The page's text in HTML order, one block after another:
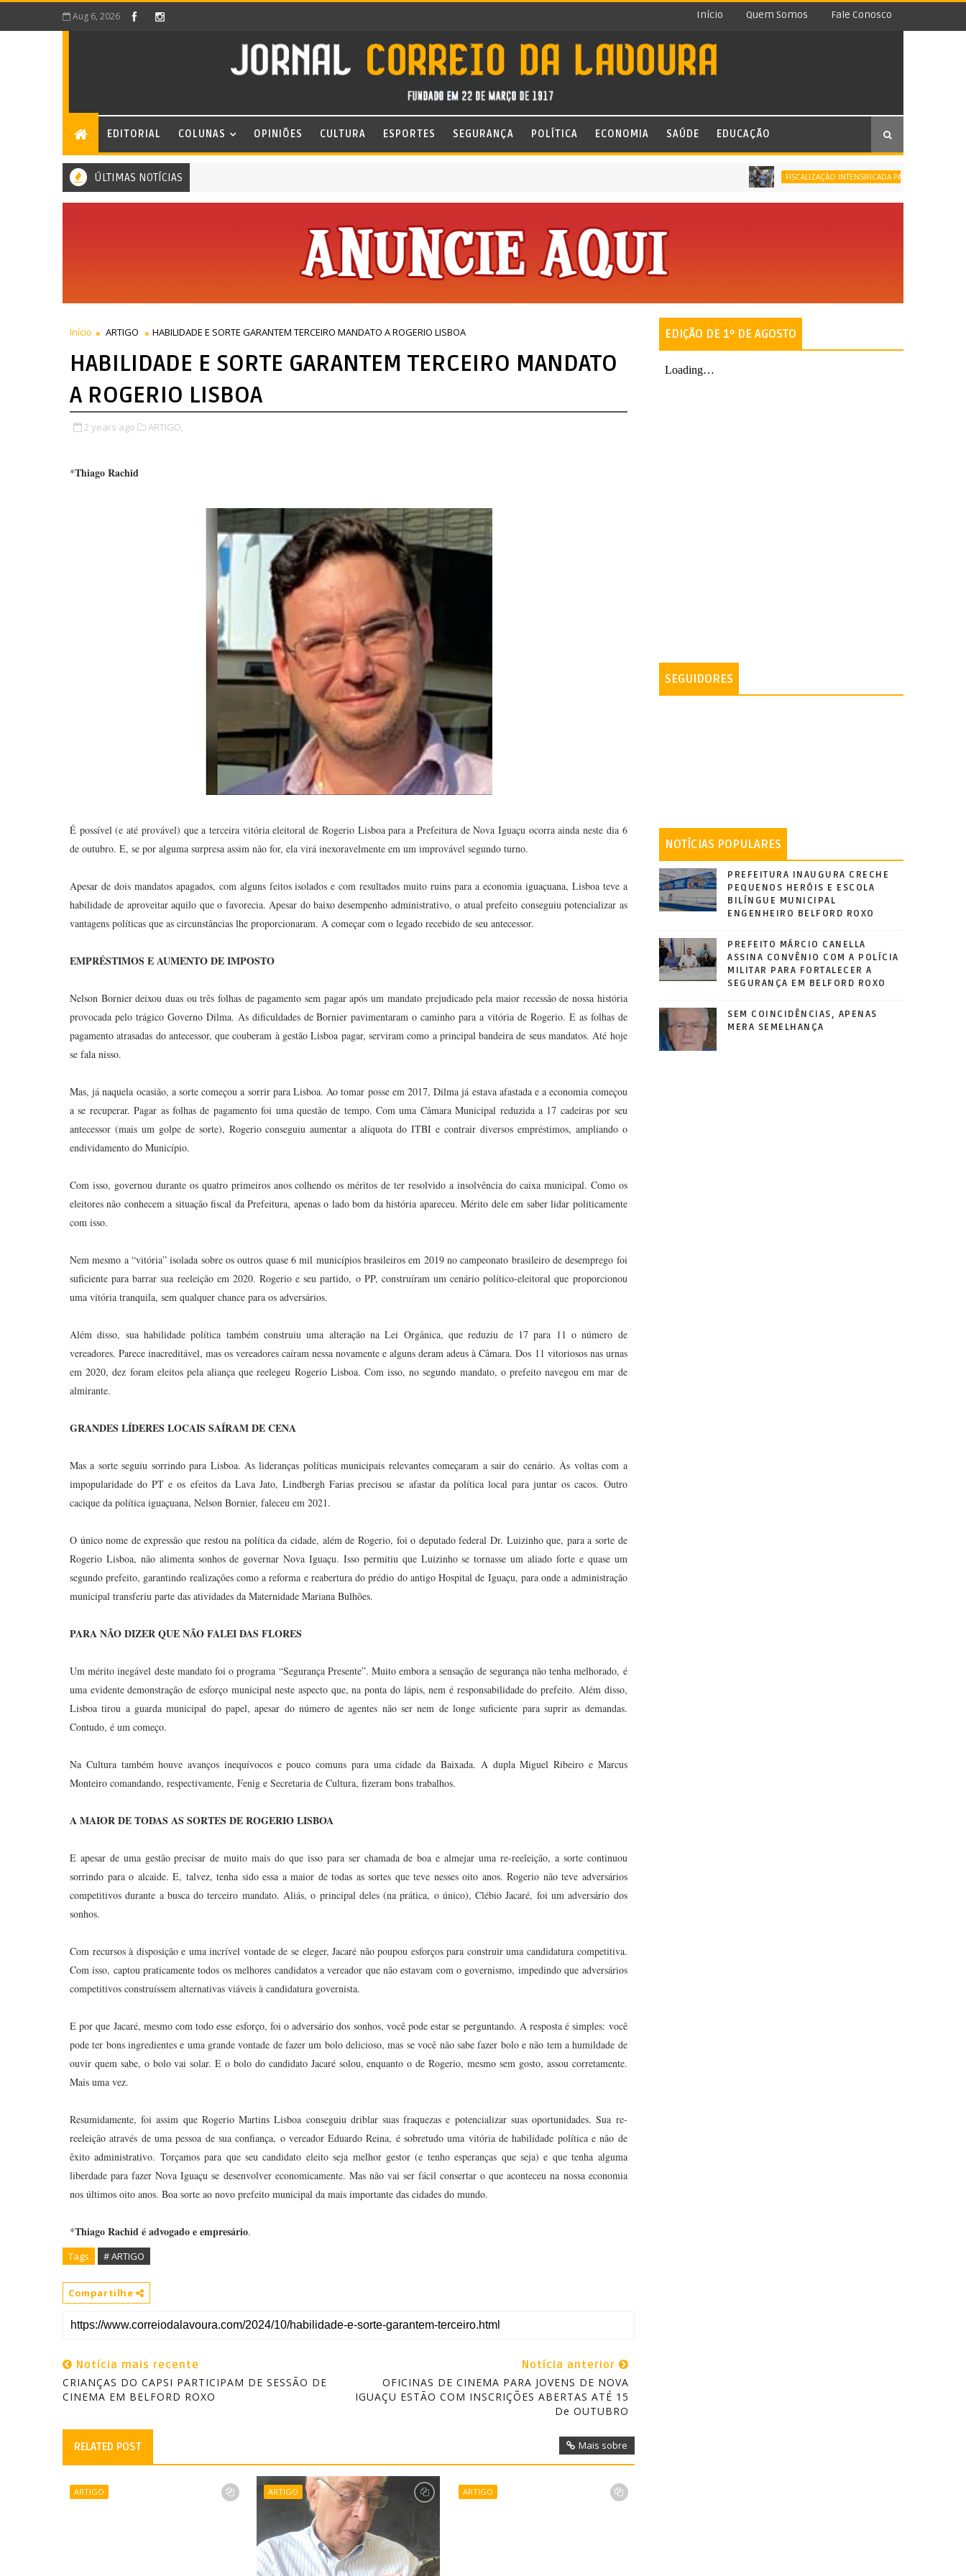
Aug 6, 2026 Início Quem Somos Fale Conosco
EDITORIAL COLUNAS OPINIÕES CULTURA ESPORTES SEGURANÇA POLÍTICA ECONOMIA SAÚDE EDUCAÇÃO
ÚLTIMAS NOTÍCIAS FISCALIZAÇÃO INTENSIFICADA PARA O DIA DOS PAIS
Início ARTIGO HABILIDADE E SORTE GARANTEM TERCEIRO MANDATO A ROGERIO LISBOA
HABILIDADE E SORTE GARANTEM TERCEIRO MANDATO
A ROGERIO LISBOA
2 years ago ARTIGO,
*Thiago Rachid
É possível (e até provável) que a terceira vitória eleitoral de Rogerio Lisboa para a Prefeitura de Nova Iguaçu ocorra ainda neste dia 6
de outubro. E, se por alguma surpresa assim não for, ela virá inexoravelmente em um improvável segundo turno.
Apesar de dois mandatos apagados, com alguns feitos isolados e com resultados muito ruins para a economia iguaçuana, Lisboa teve a
habilidade de aproveitar aquilo que o favorecia. Apesar do baixo desempenho administrativo, o atual prefeito conseguiu potencializar as
vantagens políticas que as circunstâncias lhe proporcionaram. A começar com o legado recebido de seu antecessor.
EMPRÉSTIMOS E AUMENTO DE IMPOSTO
Nelson Bornier deixou duas ou três folhas de pagamento sem pagar após um mandato prejudicado pela maior recessão de nossa história
provocada pelo trágico Governo Dilma. As dificuldades de Bornier pavimentaram o caminho para a vitória de Rogerio. E as folhas de
pagamento atrasadas do antecessor, que couberam à gestão Lisboa pagar, serviram como a principal bandeira de seus mandatos. Até hoje
se fala nisso.
Mas, já naquela ocasião, a sorte começou a sorrir para Lisboa. Ao tomar posse em 2017, Dilma já estava afastada e a economia começou
a se recuperar. Pagar as folhas de pagamento foi uma questão de tempo. Com uma Câmara Municipal reduzida a 17 cadeiras por seu
antecessor (mais um golpe de sorte), Rogerio conseguiu aumentar a alíquota do ITBI e contrair diversos empréstimos, ampliando o
endividamento do Município.
Com isso, governou durante os quatro primeiros anos colhendo os méritos de ter resolvido a insolvência do caixa municipal. Como os
eleitores não conhecem a situação fiscal da Prefeitura, apenas o lado bom da história apareceu. Mérito dele em saber lidar politicamente
com isso.
Nem mesmo a “vitória” isolada sobre os outros quase 6 mil municípios brasileiros em 2019 no campeonato brasileiro de desemprego foi
suficiente para barrar sua reeleição em 2020. Rogerio e seu partido, o PP, construíram um cenário político-eleitoral que proporcionou
uma vitória tranquila, sem qualquer chance para os adversários.
Além disso, sua habilidade política também construiu uma alteração na Lei Orgânica, que reduziu de 17 para 11 o número de
vereadores. Parece inacreditável, mas os vereadores caíram nessa novamente e alguns deram adeus à Câmara. Dos 11 vitoriosos nas urnas
em 2020, dez foram eleitos pela aliança que reelegeu Rogerio Lisboa. Com isso, no segundo mandato, o prefeito navegou em mar de
almirante.
GRANDES LÍDERES LOCAIS SAÍRAM DE CENA
Mas a sorte seguiu sorrindo para Lisboa. As lideranças políticas municipais relevantes começaram a sair do cenário. Às voltas com a
impopularidade do PT e os efeitos da Lava Jato, Lindbergh Farias precisou se afastar da política local para juntar os cacos. Outro
cacique da política iguaçuana, Nelson Bornier, faleceu em 2021.
O único nome de expressão que restou na política da cidade, além de Rogerio, foi o deputado federal Dr. Luizinho que, para a sorte de
Rogerio Lisboa, não alimenta sonhos de governar Nova Iguaçu. Isso permitiu que Luizinho se tornasse um aliado forte e quase um
segundo prefeito, garantindo realizações como a reforma e reabertura do prédio do antigo Hospital de Iguaçu, para onde a administração
municipal transferiu parte das atividades da Maternidade Mariana Bulhões.
PARA NÃO DIZER QUE NÃO FALEI DAS FLORES
Um mérito inegável deste mandato foi o programa “Segurança Presente”. Muito embora a sensação de segurança não tenha melhorado, é
uma evidente demonstração de esforço municipal neste aspecto que, na ponta do lápis, nem é responsabilidade do prefeito. Além disso,
Lisboa tirou a guarda municipal do papel, apesar do número de agentes não ser nem de longe suficiente para suprir as demandas.
Contudo, é um começo.
Na Cultura também houve avanços inequívocos e pouco comuns para uma cidade da Baixada. A dupla Miguel Ribeiro e Marcus
Monteiro comandando, respectivamente, Fenig e Secretaria de Cultura, fizeram bons trabalhos.
A MAIOR DE TODAS AS SORTES DE ROGERIO LISBOA
E apesar de uma gestão precisar de muito mais do que isso para ser chamada de boa e almejar uma re-reeleição, a sorte continuou
sorrindo para o alcaide. E, talvez, tenha sido essa a maior de todas as sortes que teve nesses oito anos. Rogerio não teve adversários
competitivos durante a busca do terceiro mandato. Aliás, o principal deles (na prática, o único), Clébio Jacaré, foi um adversário dos
sonhos.
Com recursos à disposição e uma incrível vontade de se eleger, Jacaré não poupou esforços para construir uma candidatura competitiva.
Com isso, captou praticamente todos os melhores candidatos a vereador que não estavam com o governismo, impedindo que adversários
competitivos construíssem alternativas viáveis à candidatura governista.
E por que Jacaré, mesmo com todo esse esforço, foi o adversário dos sonhos, você pode estar se perguntando. A resposta é simples: você
pode ter bons ingredientes e uma grande vontade de fazer um bolo delicioso, mas se você não sabe fazer bolo e não tem a humildade de
ouvir quem sabe, o bolo vai solar. E o bolo do candidato Jacaré solou, enquanto o de Rogerio, mesmo sem gosto, assou corretamente.
Mais uma vez.
Resumidamente, foi assim que Rogerio Martins Lisboa conseguiu driblar suas fraquezas e potencializar suas oportunidades. Sua re-
reeleição através de uma pessoa de sua confiança, o vereador Eduardo Reina, é sobretudo uma vitória de habilidade política e não de
êxito administrativo. Torçamos para que seu candidato eleito seja melhor gestor (e tenho esperanças que seja) e que tenha alguma
liberdade para fazer Nova Iguaçu se desenvolver economicamente. Mas não vai ser fácil consertar o que aconteceu na nossa economia
nos últimos oito anos. Boa sorte ao novo prefeito municipal da mais importante das cidades do mundo.
*Thiago Rachid é advogado e empresário.
Tags # ARTIGO
Compartilhe
Notícia mais recente
CRIANÇAS DO CAPSI PARTICIPAM DE SESSÃO DE
CINEMA EM BELFORD ROXO
Notícia anterior
OFICINAS DE CINEMA PARA JOVENS DE NOVA
IGUAÇU ESTÃO COM INSCRIÇÕES ABERTAS ATÉ 15
De OUTUBRO
RELATED POST Mais sobre
ARTIGO ARTIGO ARTIGO
EDIÇÃO DE 1º DE AGOSTO
SEGUIDORES
NOTÍCIAS POPULARES
PREFEITURA INAUGURA CRECHE
PEQUENOS HERÓIS E ESCOLA
BILÍNGUE MUNICIPAL
ENGENHEIRO BELFORD ROXO
PREFEITO MÁRCIO CANELLA
ASSINA CONVÊNIO COM A POLÍCIA
MILITAR PARA FORTALECER A
SEGURANÇA EM BELFORD ROXO
SEM COINCIDÊNCIAS, APENAS
MERA SEMELHANÇA